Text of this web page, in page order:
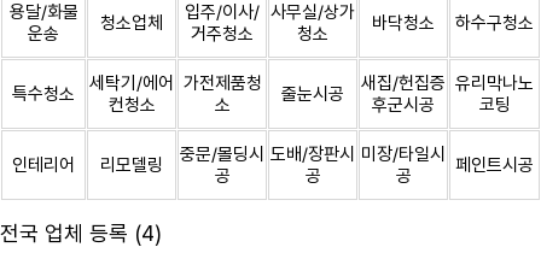
용달/화물
운송
청소업체
입주/이사/
거주청소
사무실/상가
청소
바닥청소 하수구청소
특수청소
세탁기/에어
컨청소
가전제품청
소
줄눈시공
새집/헌집증
후군시공
유리막나노
코팅
인테리어 리모델링
중문/몰딩시
공
도배/장판시
공
미장/타일시
공
페인트시공
전국 업체 등록 (4)